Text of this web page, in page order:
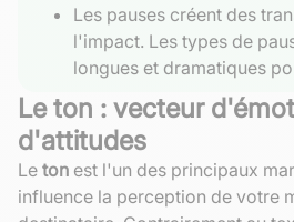
Les pauses créent des
l'impact. Les types de
longues et dramatiques
Le ton : vecteur
d'attitudes
Le ton est l'un des principaux
influence la perception de votre